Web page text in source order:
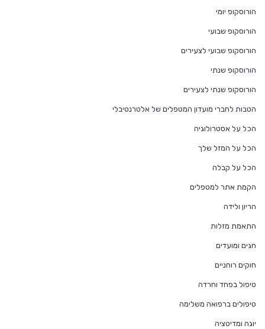
הורוסקופ יומי
הורוסקופ שבועי
הורוסקופ שבועי לצעירים
הורוסקופ שנתי
הורוסקופ שנתי לצעירים
הטבות לחברי מועדון המטפלים של אלטרנטיבלי
הכל על אסטרולוגיה
הכל על המזל שלך
הכל על קבלה
הקמת אתר למטפלים
הריון ולידה
התאמת מזלות
חגים ומועדים
חוקים רוחניים
טיפול בפחד וחרדה
טיפולים ברפואה משלימה
יוגה ומדיטציה